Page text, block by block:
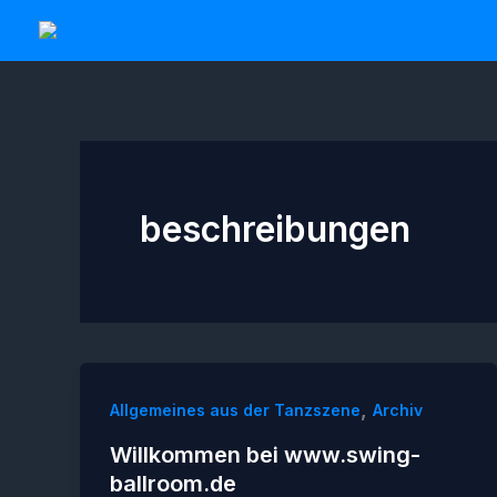
beschreibungen
Allgemeines aus der Tanzszene Archiv
Willkommen bei www.swing-
ballroom.de